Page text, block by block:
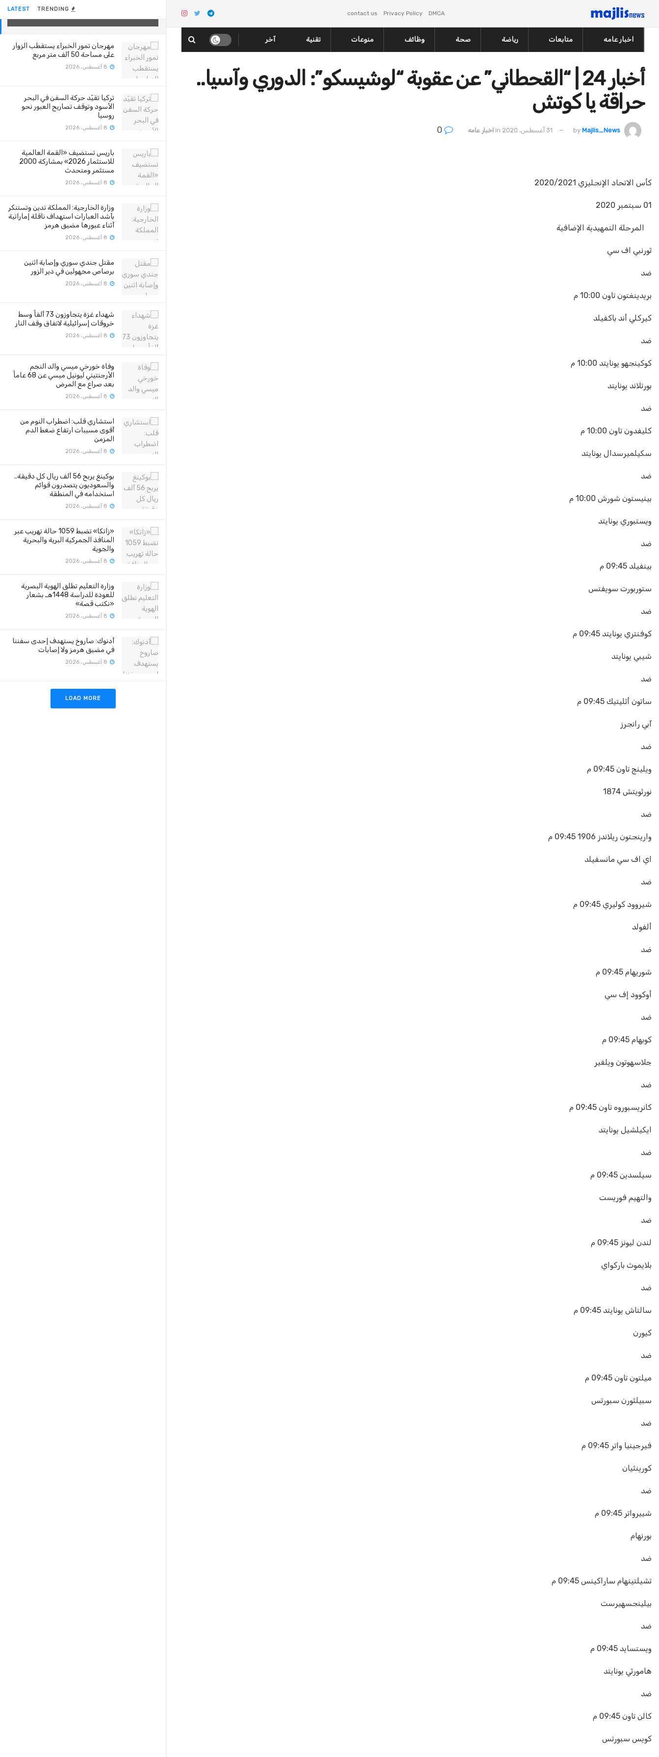
LATEST
مهرجان تمور الخبراء يستقطب الزوار
على مساحة 50 ألف متر مربع
تركيا تقيّد حركة السفن في البحر
الأسود وتوقف تصاريح العبور نحو
روسيا
باريس تستضيف «القمة العالمية
للاستثمار 2026» بمشاركة 2000
مستثمر ومتحدث
وزارة الخارجية: المملكة تدين وتستنكر
بأشد العبارات استهداف ناقلة إماراتية
أثناء عبورها مضيق هرمز
مقتل جندي سوري وإصابة اثنين
برصاص مجهولين في دير الزور
شهداء غزة يتجاوزون 73 ألفاً وسط
خروقات إسرائيلية لاتفاق وقف النار
وفاة خورخي ميسي والد النجم
الأرجنتيني ليونيل ميسي عن 68 عاماً
بعد صراع مع المرض
استشاري قلب: اضطراب النوم من
أقوى مسببات ارتفاع ضغط الدم
المزمن
بوكينغ يربح 56 ألف ريال كل دقيقة..
والسعوديون يتصدرون قوائم
استخدامه في المنطقة
«زاتكا» تضبط 1059 حالة تهريب عبر
المنافذ الجمركية البرية والبحرية
والجوية
وزارة التعليم تطلق الهوية البصرية
للعودة للدراسة 1448هـ بشعار
«نكتب قصة»
أدنوك: صاروخ يستهدف إحدى سفننا
في مضيق هرمز ولا إصابات
LOAD MORE
DMCA
Privacy Policy
contact us
اخبار عامه متابعات رياضة صحة وظائف منوعات تقنية آخر
أخبار 24 | “القحطاني” عن عقوبة “لوشيسكو”: الدوري وآسيا..
حراقة يا كوتش
by Majlis_News 31 أغسطس، 2020 in اخبار عامه
كأس الاتحاد الإنجليزي 2020/2021
01 سبتمبر 2020
المرحلة التمهيدية الإضافية
ثورنبي اف سي
ضد
بريدينغتون تاون 10:00 م
كيركلي أند باكفيلد
ضد
كوكينجهو يونايتد 10:00 م
بورتلاند يونايتد
ضد
كليفدون تاون 10:00 م
سكيلميرسدال يونايتد
ضد
بينيستون شورش 10:00 م
ويستبوري يونايتد
ضد
بينفيلد 09:45 م
ستوربورت سويفتس
ضد
كوفنتري يونايتد 09:45 م
شيبي يونايتد
ضد
ساتون أثليتيك 09:45 م
آبي رانجرز
ضد
ويلينج تاون 09:45 م
نورثويتش 1874
ضد
وارينجتون ريلاندز 1906 09:45 م
اي اف سي مانسفيلد
ضد
شيروود كوليري 09:45 م
ألفولد
ضد
شوريهام 09:45 م
أوكوود إف سي
ضد
كوبهام 09:45 م
جلاسهوتون ويلفير
ضد
كانريسبوروه تاون 09:45 م
ايكيلشيل يونايتد
ضد
سيلسدين 09:45 م
والتهيم فوريست
ضد
لندن ليونز 09:45 م
بلايموث باركواي
ضد
سالتاش يونايتد 09:45 م
كيورن
ضد
ميلتون تاون 09:45 م
سبيلثورن سبورتس
ضد
فيرجينيا واتر 09:45 م
كورينثيان
ضد
شييرواتر 09:45 م
بورنهام
ضد
تشيلتينهام ساراكينس 09:45 م
بيلينجسهيرست
ضد
ويستسايد 09:45 م
هامورثي يونايتد
ضد
كالن تاون 09:45 م
كويس سبورتس